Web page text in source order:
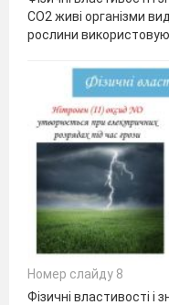
СO2 живі організми
рослини
Номер слайду 8
Фізичні властивості і